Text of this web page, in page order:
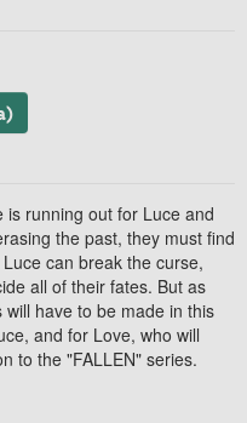
is running out for Luce and
the past, they must find
can break the curse,
all of their fates. But as
have to be made in this
and for Love, who will
to the "FALLEN" series.